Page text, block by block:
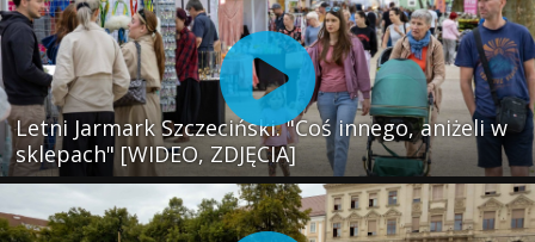
Letni Jarmark Szczeciński. "Coś innego, aniżeli w
sklepach" [WIDEO, ZDJĘCIA]